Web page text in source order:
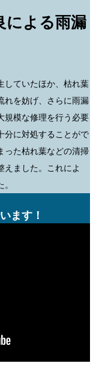
による雨漏
していたほか、枯れ葉
れを妨げ、さらに雨漏
規模な修理を行う必要
分に対処することがで
った枯れ葉などの清掃
えました。これによ
ます！